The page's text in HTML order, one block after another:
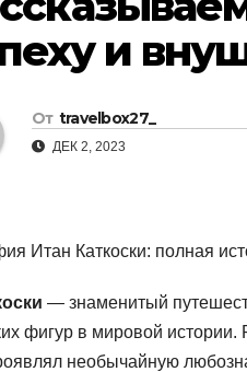
и
От travelbox27_
ДЕК 2, 2023
— знаменитый
фигур в мировой истории.
необычайную